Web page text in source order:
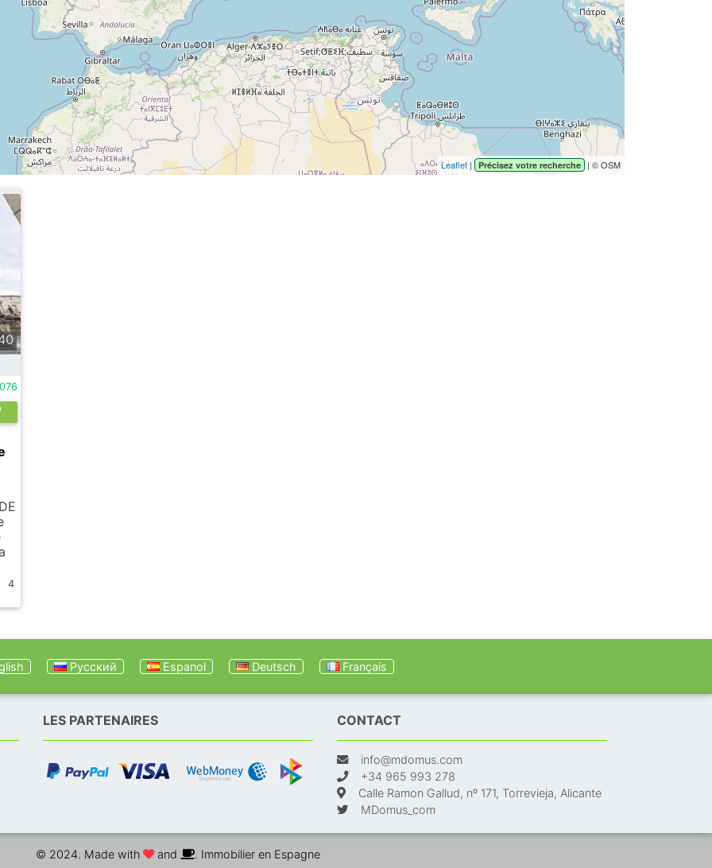
Leaflet | Précisez votre recherche | © OSM
4
Русский Espanol Deutsch Français
LES PARTENAIRES CONTACT
info@mdomus.com
+34 965 993 278
Calle Ramon Gallud, nº 171, Torrevieja, Alicante
MDomus_com
© 2024. Made with and . Immobilier en Espagne